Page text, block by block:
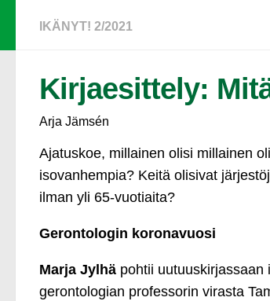
IKÄNYT! 2/2021
Kirjaesittely:
Arja Jämsén
Ajatuskoe, millainen olisi millainen
isovanhempia? Keitä olisivat
ilman yli 65-vuotiaita?
Gerontologin koronavuosi
Marja Jylhä pohtii
gerontologian professorin virasta